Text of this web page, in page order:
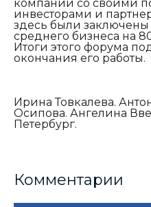
компании со своими
инвесторами и
здесь были заключены
среднего бизнеса на
Итоги этого форума
окончания его работы.
Ирина Товкалева.
Осипова. Ангелина
Петербург.
Комментарии